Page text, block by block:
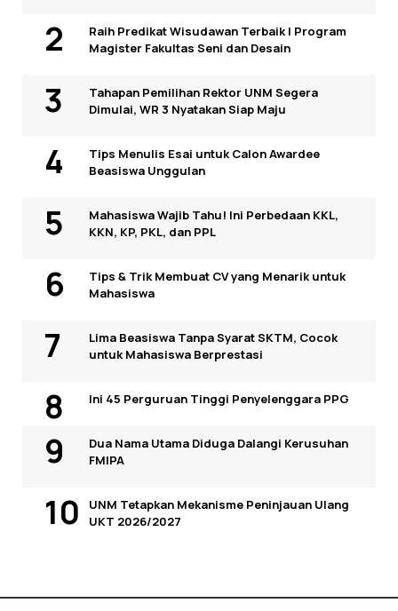
Raih Predikat Wisudawan Terbaik I Program
Magister Fakultas Seni dan Desain
Tahapan Pemilihan Rektor UNM Segera
Dimulai, WR 3 Nyatakan Siap Maju
Tips Menulis Esai untuk Calon Awardee
Beasiswa Unggulan
Mahasiswa Wajib Tahu! Ini Perbedaan KKL,
KKN, KP, PKL, dan PPL
Tips & Trik Membuat CV yang Menarik untuk
Mahasiswa
Lima Beasiswa Tanpa Syarat SKTM, Cocok
untuk Mahasiswa Berprestasi
Ini 45 Perguruan Tinggi Penyelenggara PPG
Dua Nama Utama Diduga Dalangi Kerusuhan
FMIPA
UNM Tetapkan Mekanisme Peninjauan Ulang
UKT 2026/2027